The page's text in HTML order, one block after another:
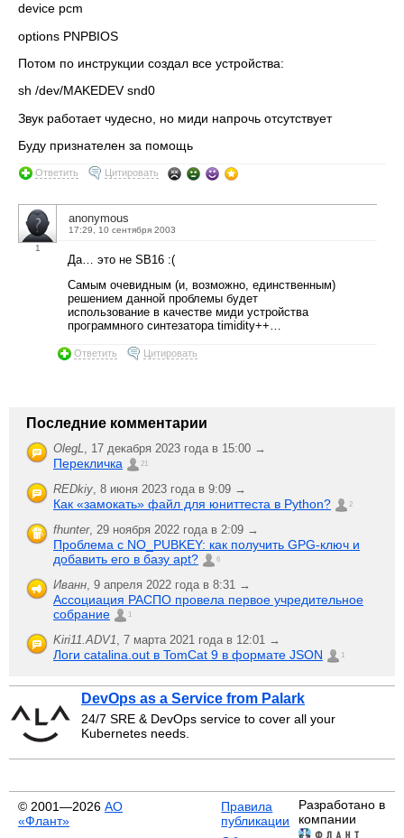
device pcm
options PNPBIOS
Потом по инструкции создал все устройства:
sh /dev/MAKEDEV snd0
Звук работает чудесно, но миди напрочь отсутствует
Буду признателен за помощь
Ответить Цитировать
1
anonymous
17:29, 10 сентября 2003
Да… это не SB16 :(
Самым очевидным (и, возможно, единственным)
решением данной проблемы будет
использование в качестве миди устройства
программного синтезатора timidity++…
Ответить Цитировать
Последние комментарии
OlegL 17 декабря 2023 года в 15:00 →
Перекличка 21
REDkiy 8 июня 2023 года в 9:09 →
Как «замокать» файл для юниттеста в Python? 2
fhunter, 29 ноября 2022 года в 2:09 →
Проблема с NO_PUBKEY: как получить GPG-ключ и
добавить его в базу apt?
6
Иванн 9 апреля 2022 года в 8:31 →
Ассоциация РАСПО провела первое учредительное
собрание
1
Kiri11.ADV1 7 марта 2021 года в 12:01 →
Логи catalina.out в TomCat 9 в формате JSON 1
DevOps as a Service from Palark
24/7 SRE & DevOps service to cover all your
Kubernetes needs.
© 2001—2026 АО
«Флант»
Правила
публикации
Разработано в
компании